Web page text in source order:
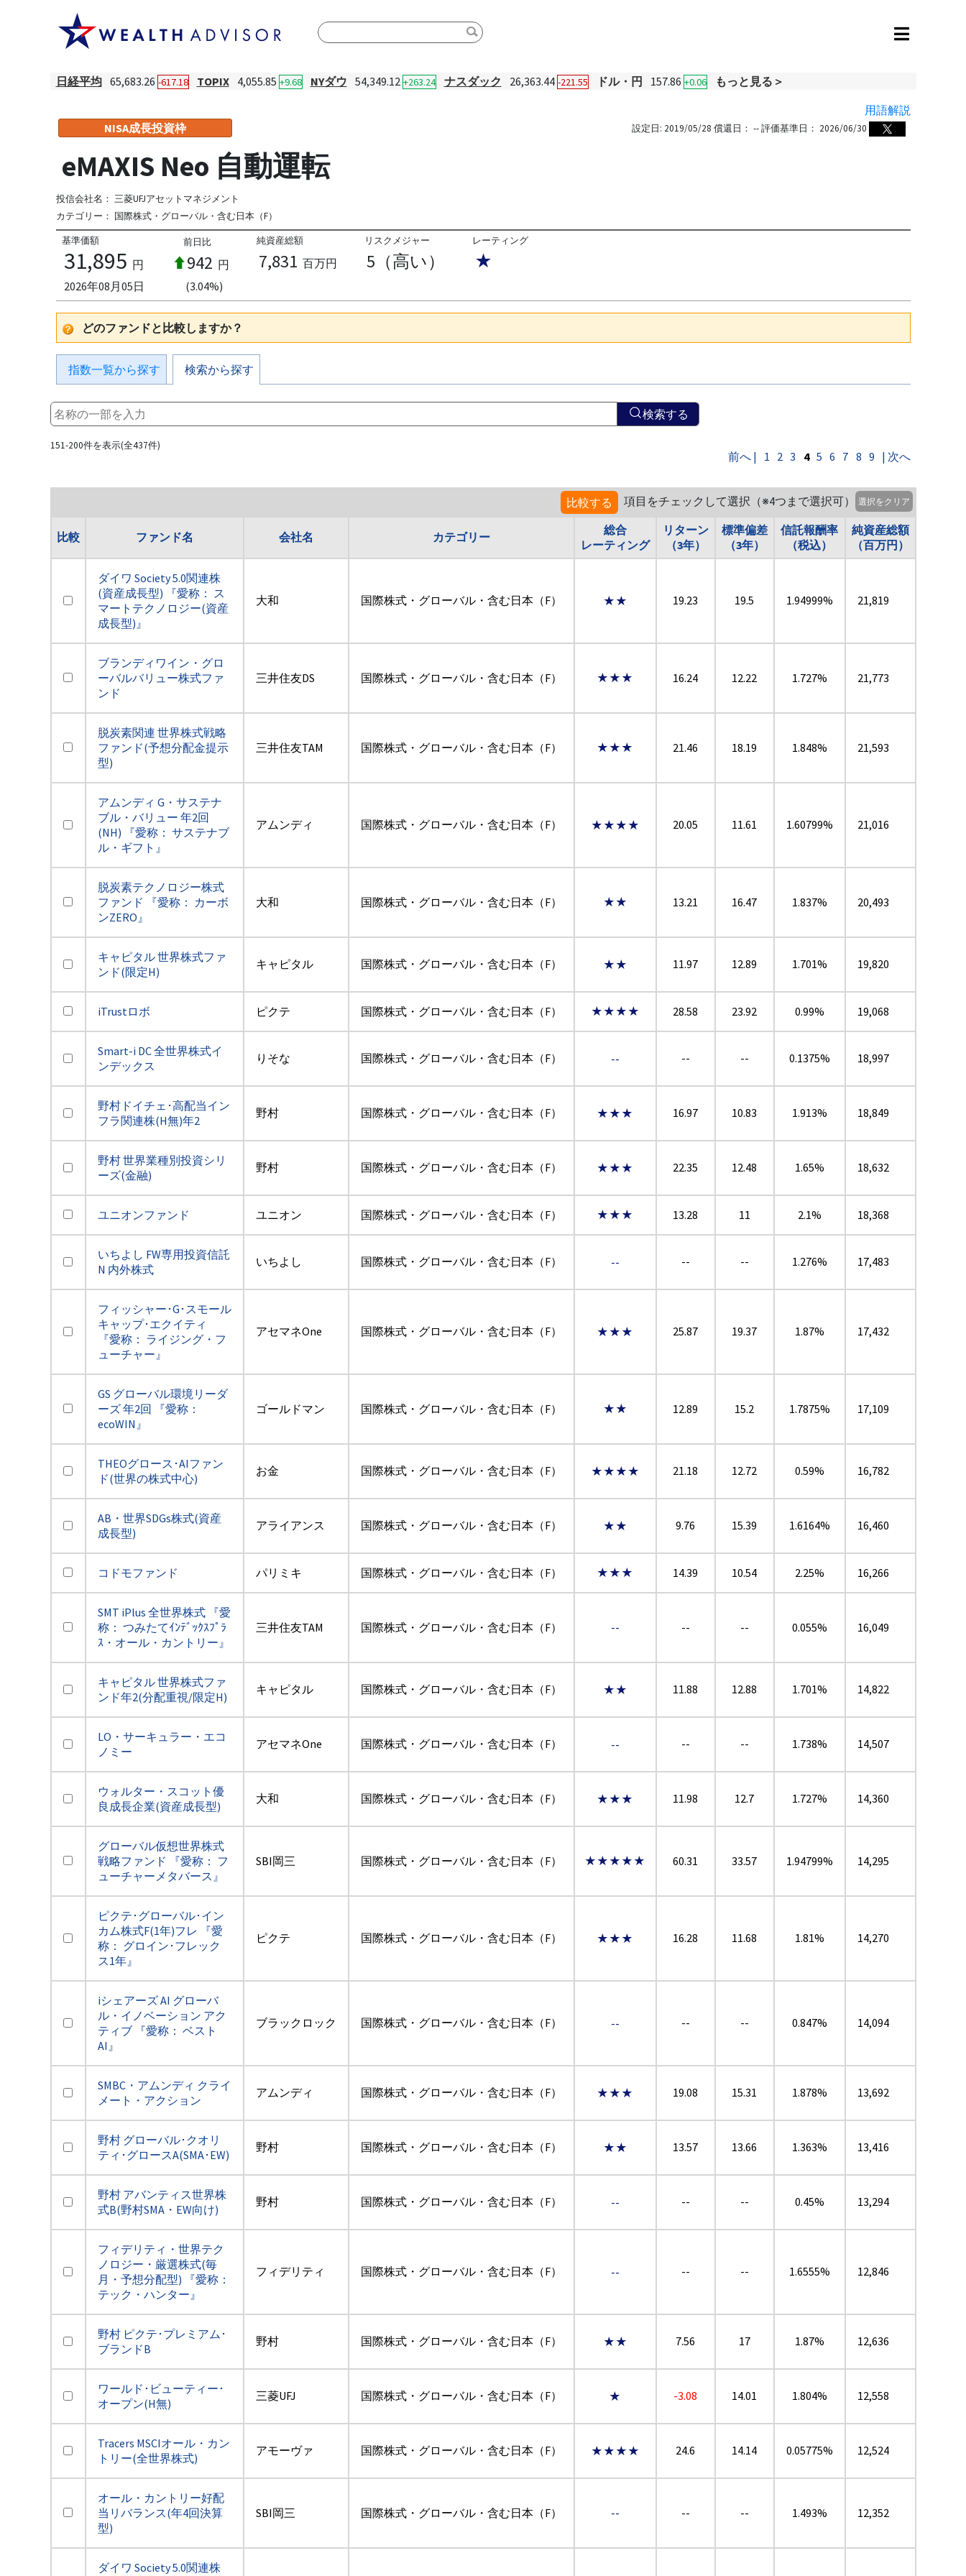
日経平均 65,683.26 -617.18 TOPIX 4,055.85 +9.68 NYダウ 54,349.12 +263.24 ナスダック 26,363.44 -221.55 ドル・円 157.86 +0.06
もっと見る＞
用語解説
NISA成長投資枠
設定日: 2019/05/28 償還日： -- 評価基準日： 2026/06/30
eMAXIS Neo 自動運転
投信会社名： 三菱UFJアセットマネジメント
カテゴリー： 国際株式・グローバル・含む日本（F）
基準価額
31,895 円
2026年08月05日
前日比
942 円
(3.04%)
純資産総額
7,831 百万円
リスクメジャー
5（高い）
レーティング
★
どのファンドと比較しますか？
指数一覧から探す 検索から探す
検索する
151-200件を表示(全437件)
前へ | 1 2 3 4 5 6 7 8 9 | 次へ
比較する 項目をチェックして選択（※4つまで選択可） 選択をクリア
比較 ファンド名 会社名 カテゴリー
総合
レーティング
リターン
（3年）
標準偏差
（3年）
信託報酬率
（税込）
純資産総額
（百万円）
ダイワ Society 5.0関連株
(資産成長型) 『愛称： ス
マートテクノロジー(資産
成長型)』
大和 国際株式・グローバル・含む日本（F） ★★ 19.23 19.5 1.94999% 21,819
ブランディワイン・グロ
ーバルバリュー株式ファ
ンド
三井住友DS 国際株式・グローバル・含む日本（F） ★★★ 16.24 12.22 1.727% 21,773
脱炭素関連 世界株式戦略
ファンド(予想分配金提示
型)
三井住友TAM 国際株式・グローバル・含む日本（F） ★★★ 21.46 18.19 1.848% 21,593
アムンディ G・サステナ
ブル・バリュー 年2回
(NH) 『愛称： サステナブ
ル・ギフト』
アムンディ 国際株式・グローバル・含む日本（F） ★★★★ 20.05 11.61 1.60799% 21,016
脱炭素テクノロジー株式
ファンド 『愛称： カーボ
ンZERO』
大和 国際株式・グローバル・含む日本（F） ★★ 13.21 16.47 1.837% 20,493
キャピタル 世界株式ファ
ンド(限定H)
キャピタル 国際株式・グローバル・含む日本（F） ★★ 11.97 12.89 1.701% 19,820
iTrustロボ ピクテ 国際株式・グローバル・含む日本（F） ★★★★ 28.58 23.92 0.99% 19,068
Smart-i DC 全世界株式イ
ンデックス
りそな 国際株式・グローバル・含む日本（F） -- -- -- 0.1375% 18,997
野村ドイチェ･高配当イン
フラ関連株(H無)年2
野村 国際株式・グローバル・含む日本（F） ★★★ 16.97 10.83 1.913% 18,849
野村 世界業種別投資シリ
ーズ(金融)
野村 国際株式・グローバル・含む日本（F） ★★★ 22.35 12.48 1.65% 18,632
ユニオンファンド ユニオン 国際株式・グローバル・含む日本（F） ★★★ 13.28 11 2.1% 18,368
いちよし FW専用投資信託
N 内外株式
いちよし 国際株式・グローバル・含む日本（F） -- -- -- 1.276% 17,483
フィッシャー･G･スモール
キャップ･エクイティ
『愛称： ライジング・フ
ューチャー』
アセマネOne 国際株式・グローバル・含む日本（F） ★★★ 25.87 19.37 1.87% 17,432
GS グローバル環境リーダ
ーズ 年2回 『愛称：
ecoWIN』
ゴールドマン 国際株式・グローバル・含む日本（F） ★★ 12.89 15.2 1.7875% 17,109
THEOグロース･AIファン
ド(世界の株式中心)
お金 国際株式・グローバル・含む日本（F） ★★★★ 21.18 12.72 0.59% 16,782
AB・世界SDGs株式(資産
成長型)
アライアンス 国際株式・グローバル・含む日本（F） ★★ 9.76 15.39 1.6164% 16,460
コドモファンド パリミキ 国際株式・グローバル・含む日本（F） ★★★ 14.39 10.54 2.25% 16,266
SMT iPlus 全世界株式 『愛
称： つみたてｲﾝﾃﾞｯｸｽﾌﾟﾗ
ｽ・オール・カントリー』
三井住友TAM 国際株式・グローバル・含む日本（F） -- -- -- 0.055% 16,049
キャピタル 世界株式ファ
ンド年2(分配重視/限定H)
キャピタル 国際株式・グローバル・含む日本（F） ★★ 11.88 12.88 1.701% 14,822
LO・サーキュラー・エコ
ノミー
アセマネOne 国際株式・グローバル・含む日本（F） -- -- -- 1.738% 14,507
ウォルター・スコット優
良成長企業(資産成長型)
大和 国際株式・グローバル・含む日本（F） ★★★ 11.98 12.7 1.727% 14,360
グローバル仮想世界株式
戦略ファンド 『愛称： フ
ューチャーメタバース』
SBI岡三 国際株式・グローバル・含む日本（F） ★★★★★ 60.31 33.57 1.94799% 14,295
ピクテ･グローバル･イン
カム株式F(1年)フレ 『愛
称： グロイン･フレック
ス1年』
ピクテ 国際株式・グローバル・含む日本（F） ★★★ 16.28 11.68 1.81% 14,270
iシェアーズ AI グローバ
ル・イノベーション アク
ティブ 『愛称： ベスト
AI』
ブラックロック 国際株式・グローバル・含む日本（F） -- -- -- 0.847% 14,094
SMBC・アムンディ クライ
メート・アクション
アムンディ 国際株式・グローバル・含む日本（F） ★★★ 19.08 15.31 1.878% 13,692
野村 グローバル･クオリ
ティ･グロースA(SMA･EW)
野村 国際株式・グローバル・含む日本（F） ★★ 13.57 13.66 1.363% 13,416
野村 アバンティス世界株
式B(野村SMA・EW向け)
野村 国際株式・グローバル・含む日本（F） -- -- -- 0.45% 13,294
フィデリティ・世界テク
ノロジー・厳選株式(毎
月・予想分配型) 『愛称：
テック・ハンター』
フィデリティ 国際株式・グローバル・含む日本（F） -- -- -- 1.6555% 12,846
野村 ピクテ･プレミアム･
ブランドB
野村 国際株式・グローバル・含む日本（F） ★★ 7.56 17 1.87% 12,636
ワールド･ビューティー･
オープン(H無)
三菱UFJ 国際株式・グローバル・含む日本（F） ★ -3.08 14.01 1.804% 12,558
Tracers MSCIオール・カン
トリー(全世界株式)
アモーヴァ 国際株式・グローバル・含む日本（F） ★★★★ 24.6 14.14 0.05775% 12,524
オール・カントリー好配
当リバランス(年4回決算
型)
SBI岡三 国際株式・グローバル・含む日本（F） -- -- -- 1.493% 12,352
ダイワ Society 5.0関連株